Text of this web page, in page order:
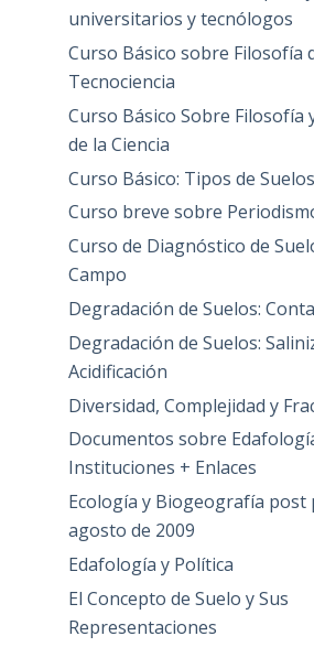
universitarios y tecnólogos
Curso Básico sobre Filosofía
Tecnociencia
Curso Básico Sobre Filosofía
de la Ciencia
Curso Básico: Tipos de
Curso breve sobre
Curso de Diagnóstico de
Campo
Degradación de Suelos:
Degradación de Suelos:
Acidificación
Diversidad, Complejidad y
Documentos sobre
Instituciones + Enlaces
Ecología y Biogeografía post
agosto de 2009
Edafología y Política
El Concepto de Suelo y Sus
Representaciones